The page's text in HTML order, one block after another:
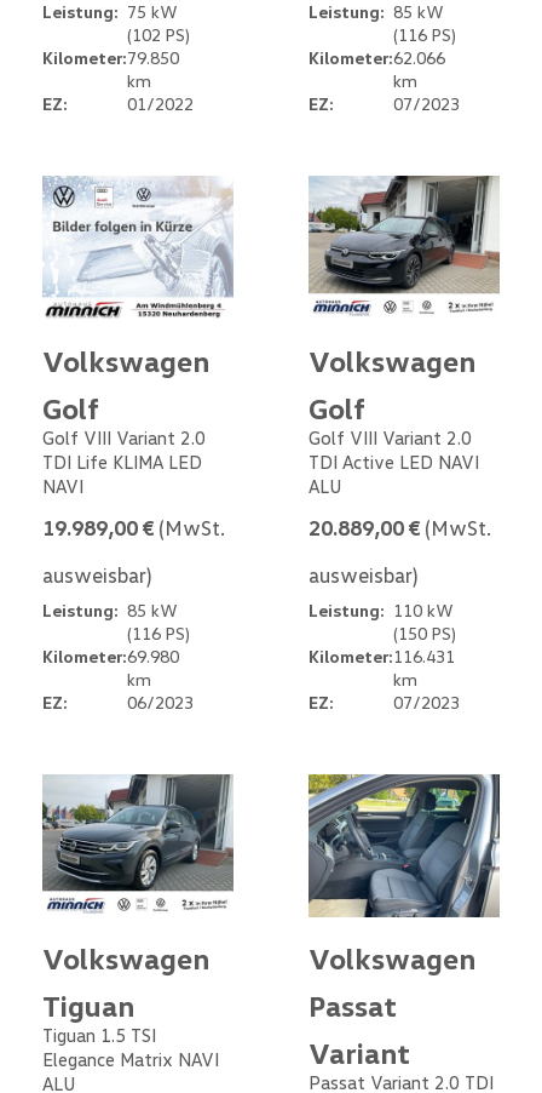
Leistung: 75 kW
(102 PS)
Kilometer:79.850
km
EZ:
01/2022
Leistung: 85 kW
(116 PS)
Kilometer:62.066
km
EZ:
07/2023
Volkswagen
Golf
Golf VIII Variant 2.0
TDI Life KLIMA LED
NAVI
19.989,00 € (MwSt.
ausweisbar)
Leistung: 85 kW
(116 PS)
Kilometer:69.980
km
EZ:
06/2023
Volkswagen
Golf
Golf VIII Variant 2.0
TDI Active LED NAVI
ALU
20.889,00 € (MwSt.
ausweisbar)
Leistung: 110 kW
(150 PS)
Kilometer:116.431
km
EZ:
07/2023
Volkswagen
Tiguan
Tiguan 1.5 TSI
Elegance Matrix NAVI
ALU
Volkswagen
Passat
Variant
Passat Variant 2.0 TDI